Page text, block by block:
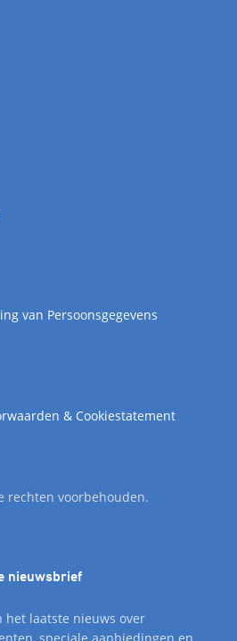
van Persoonsgegevens
& Cookiestatement
rechten voorbehouden.
nieuwsbrief
het laatste nieuws over